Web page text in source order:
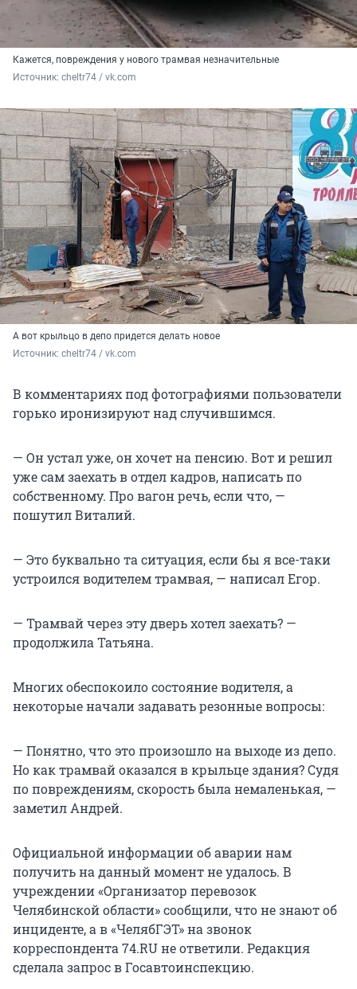
Кажется, повреждения у нового трамвая незначительные
Источник: cheltr74 / vk.com
А вот крыльцо в депо придется делать новое
Источник: cheltr74 / vk.com
В комментариях под фотографиями пользователи
горько иронизируют над случившимся.
— Он устал уже, он хочет на пенсию. Вот и решил
уже сам заехать в отдел кадров, написать по
собственному. Про вагон речь, если что, —
пошутил Виталий.
— Это буквально та ситуация, если бы я все-таки
устроился водителем трамвая, — написал Егор.
— Трамвай через эту дверь хотел заехать? —
продолжила Татьяна.
Многих обеспокоило состояние водителя, а
некоторые начали задавать резонные вопросы:
— Понятно, что это произошло на выходе из депо.
Но как трамвай оказался в крыльце здания? Судя
по повреждениям, скорость была немаленькая, —
заметил Андрей.
Официальной информации об аварии нам
получить на данный момент не удалось. В
учреждении «Организатор перевозок
Челябинской области» сообщили, что не знают об
инциденте, а в «ЧелябГЭТ» на звонок
корреспондента 74.RU не ответили. Редакция
сделала запрос в Госавтоинспекцию.